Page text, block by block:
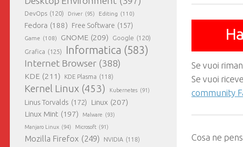
Se vuoi
Se vuoi
community
Cosa ne
DevOps (120) Driver (95) Editing (110)
Fedora (188) Free Software (157)
Game (108) GNOME (209) Google (120)
Grafica (125) Informatica (583)
Internet Browser (388)
KDE (211) KDE Plasma (118)
Kernel Linux (453) Kubernetes (91)
Linus Torvalds (172) Linux (207)
Linux Mint (197) Malware (93)
Manjaro Linux (94) Microsoft (91)
Mozilla Firefox (249) NVIDIA (118)